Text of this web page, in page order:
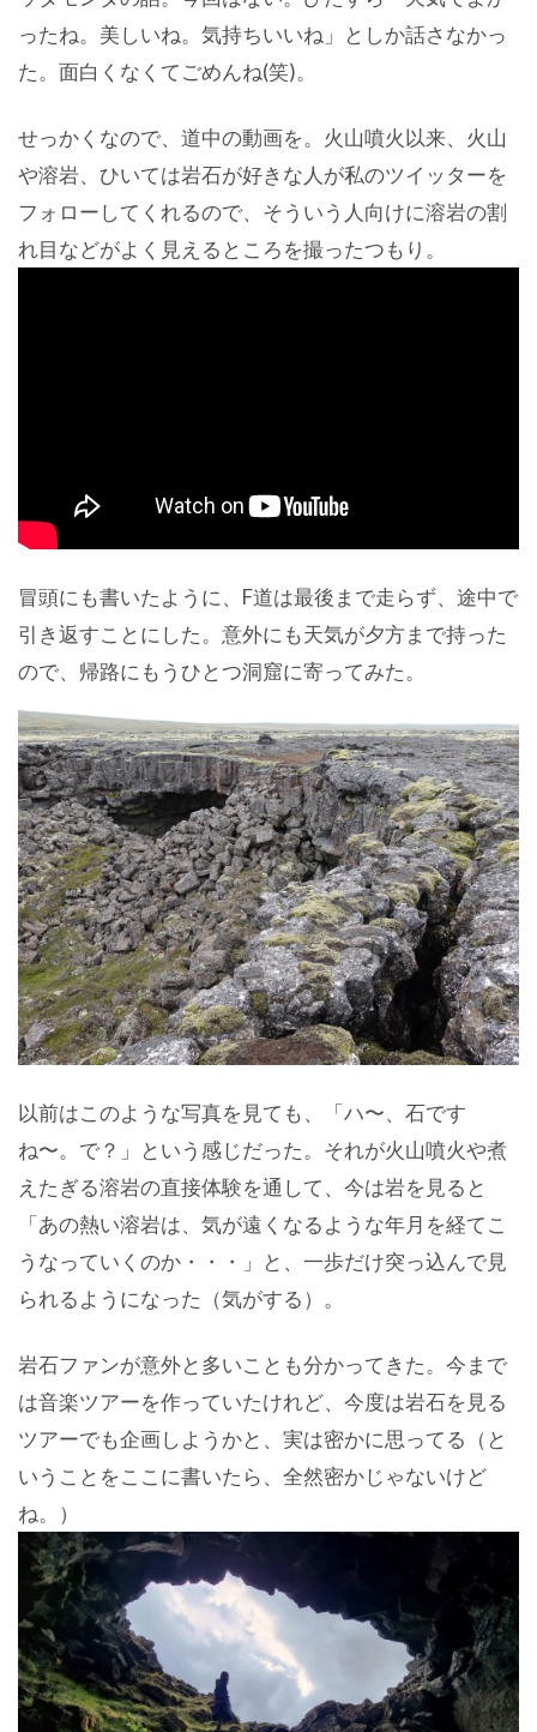
ったね。美しいね。気持ちいいね」としか話さなかっ
た。面白くなくてごめんね(笑)。
せっかくなので、道中の動画を。火山噴火以来、火山
や溶岩、ひいては岩石が好きな人が私のツイッターを
フォローしてくれるので、そういう人向けに溶岩の割
れ目などがよく見えるところを撮ったつもり。
冒頭にも書いたように、F道は最後まで走らず、途中で
引き返すことにした。意外にも天気が夕方まで持った
ので、帰路にもうひとつ洞窟に寄ってみた。
以前はこのような写真を見ても、「ハ〜、石です
ね〜。で？」という感じだった。それが火山噴火や煮
えたぎる溶岩の直接体験を通して、今は岩を見ると
「あの熱い溶岩は、気が遠くなるような年月を経てこ
うなっていくのか・・・」と、一歩だけ突っ込んで見
られるようになった（気がする）。
岩石ファンが意外と多いことも分かってきた。今まで
は音楽ツアーを作っていたけれど、今度は岩石を見る
ツアーでも企画しようかと、実は密かに思ってる（と
いうことをここに書いたら、全然密かじゃないけど
ね。）